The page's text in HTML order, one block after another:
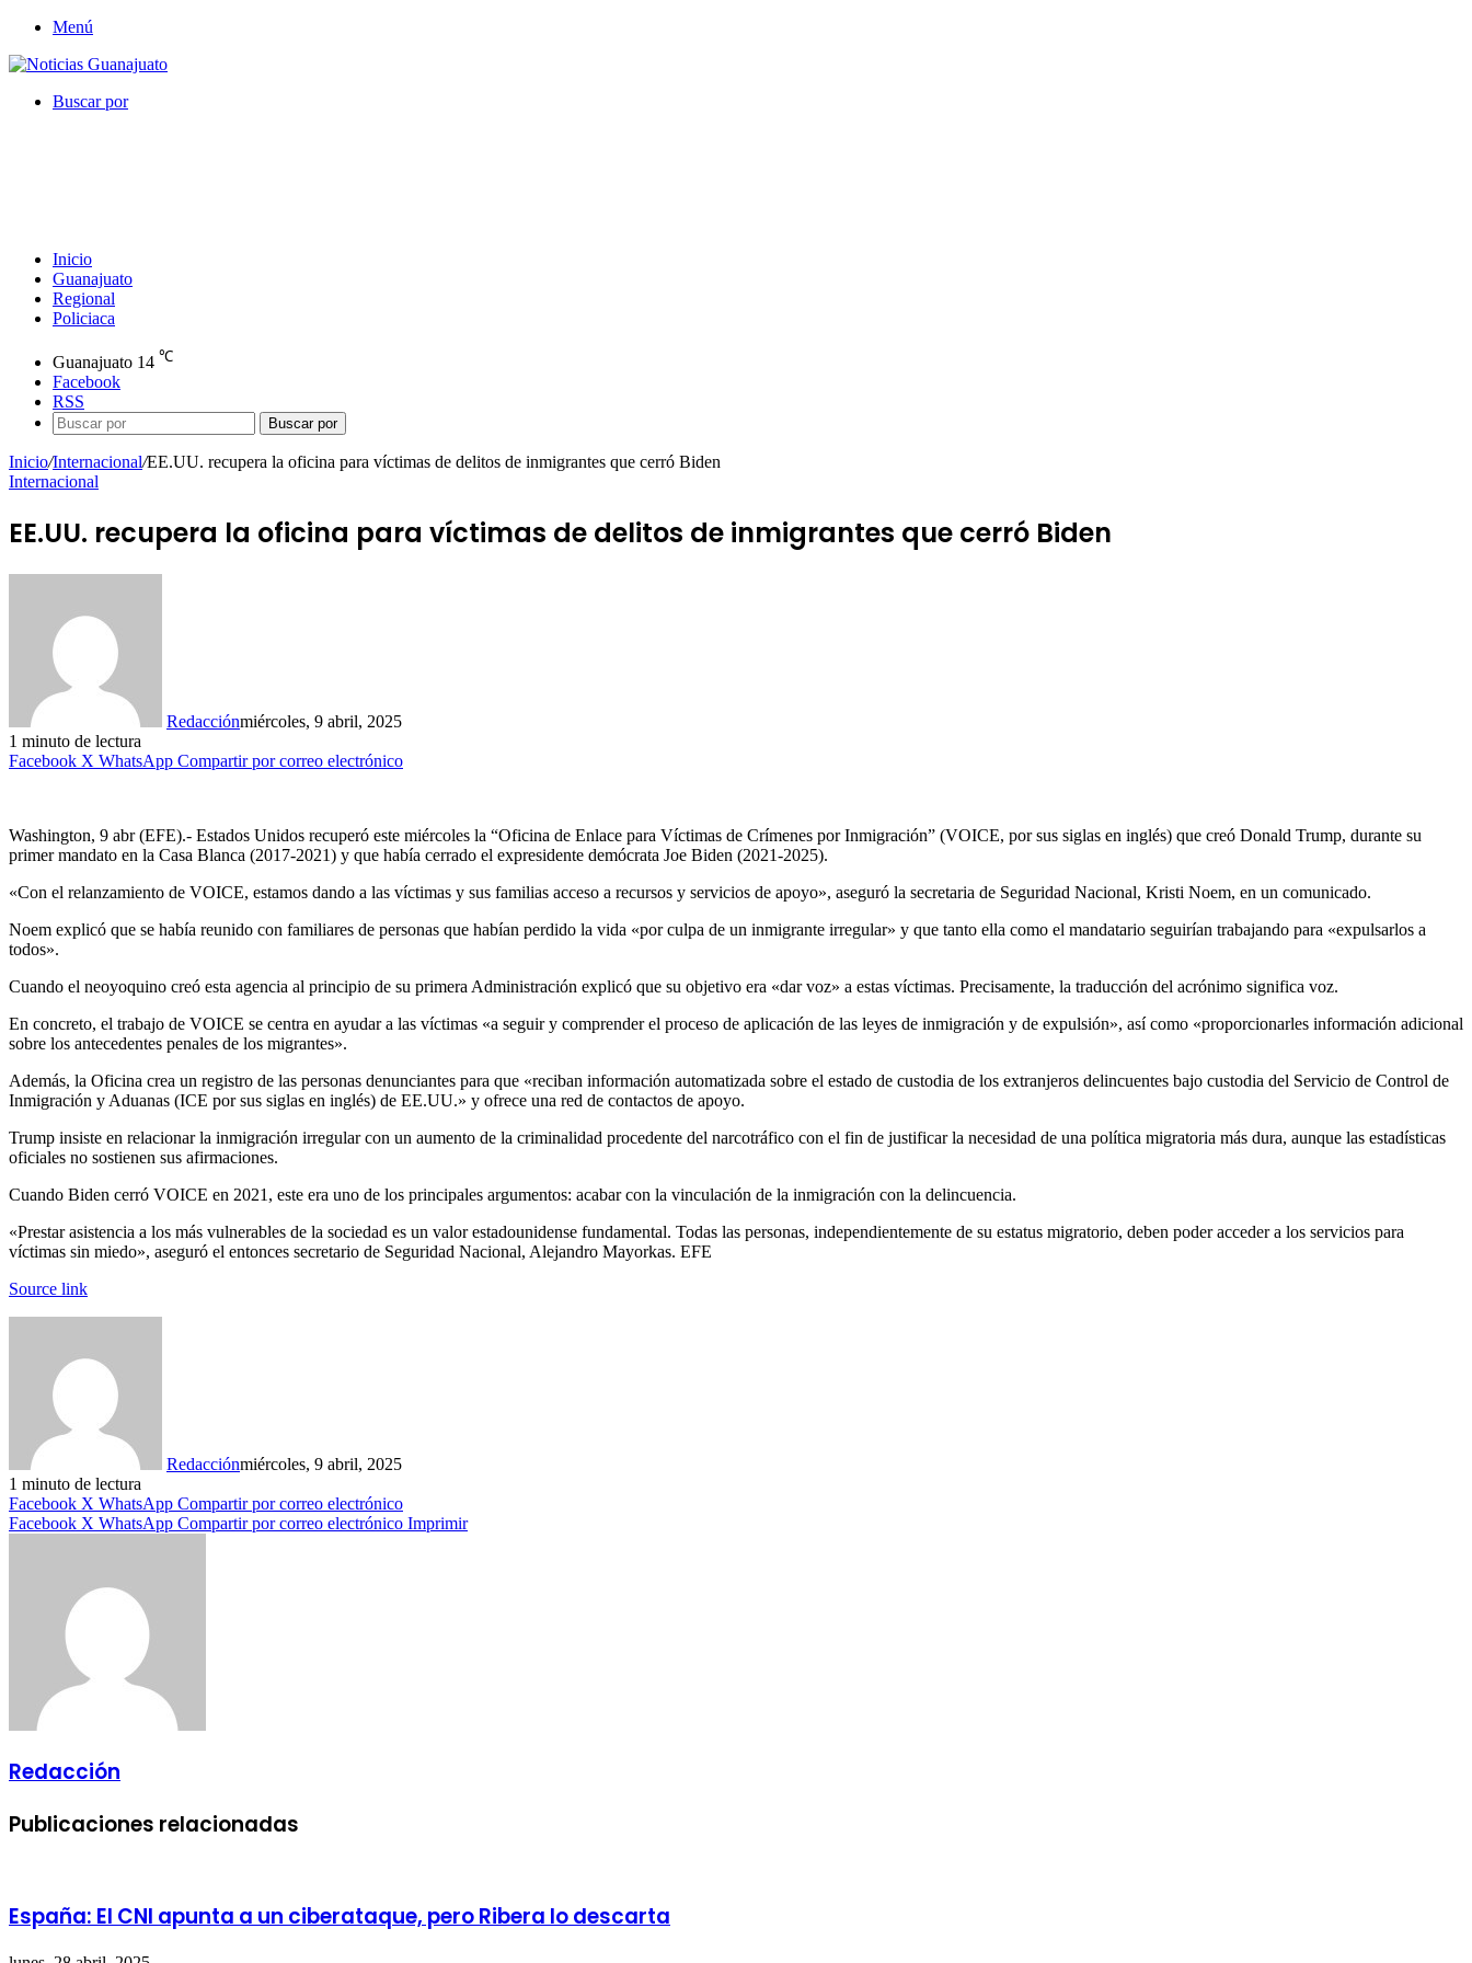
Menú
Buscar por
Inicio
Guanajuato
Regional
Policiaca
Guanajuato 14 ℃
Facebook
RSS
Buscar por
Inicio/Internacional/EE.UU. recupera la oficina para víctimas de delitos de inmigrantes que cerró Biden
Internacional
EE.UU. recupera la oficina para víctimas de delitos de inmigrantes que cerró Biden
Redacciónmiércoles, 9 abril, 2025
1 minuto de lectura
Facebook X WhatsApp Compartir por correo electrónico
Washington, 9 abr (EFE).- Estados Unidos recuperó este miércoles la “Oficina de Enlace para Víctimas de Crímenes por Inmigración” (VOICE, por sus siglas en inglés) que creó Donald Trump, durante su
primer mandato en la Casa Blanca (2017-2021) y que había cerrado el expresidente demócrata Joe Biden (2021-2025).
«Con el relanzamiento de VOICE, estamos dando a las víctimas y sus familias acceso a recursos y servicios de apoyo», aseguró la secretaria de Seguridad Nacional, Kristi Noem, en un comunicado.
Noem explicó que se había reunido con familiares de personas que habían perdido la vida «por culpa de un inmigrante irregular» y que tanto ella como el mandatario seguirían trabajando para «expulsarlos a
todos».
Cuando el neoyoquino creó esta agencia al principio de su primera Administración explicó que su objetivo era «dar voz» a estas víctimas. Precisamente, la traducción del acrónimo significa voz.
En concreto, el trabajo de VOICE se centra en ayudar a las víctimas «a seguir y comprender el proceso de aplicación de las leyes de inmigración y de expulsión», así como «proporcionarles información adicional
sobre los antecedentes penales de los migrantes».
Además, la Oficina crea un registro de las personas denunciantes para que «reciban información automatizada sobre el estado de custodia de los extranjeros delincuentes bajo custodia del Servicio de Control de
Inmigración y Aduanas (ICE por sus siglas en inglés) de EE.UU.» y ofrece una red de contactos de apoyo.
Trump insiste en relacionar la inmigración irregular con un aumento de la criminalidad procedente del narcotráfico con el fin de justificar la necesidad de una política migratoria más dura, aunque las estadísticas
oficiales no sostienen sus afirmaciones.
Cuando Biden cerró VOICE en 2021, este era uno de los principales argumentos: acabar con la vinculación de la inmigración con la delincuencia.
«Prestar asistencia a los más vulnerables de la sociedad es un valor estadounidense fundamental. Todas las personas, independientemente de su estatus migratorio, deben poder acceder a los servicios para
víctimas sin miedo», aseguró el entonces secretario de Seguridad Nacional, Alejandro Mayorkas. EFE
Source link
Redacciónmiércoles, 9 abril, 2025
1 minuto de lectura
Facebook X WhatsApp Compartir por correo electrónico
Facebook X WhatsApp Compartir por correo electrónico Imprimir
Redacción
Publicaciones relacionadas
España: El CNI apunta a un ciberataque, pero Ribera lo descarta